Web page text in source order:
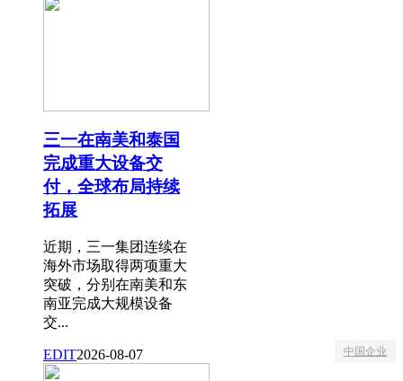
三一在南美和泰国
完成重大设备交
付，全球布局持续
拓展
近期，三一集团连续在
海外市场取得两项重大
突破，分别在南美和东
南亚完成大规模设备
交...
EDIT2026-08-07 中国企业